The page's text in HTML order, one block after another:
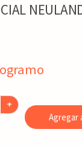
+
Agregar